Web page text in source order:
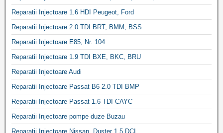
Reparatii Injectoare 1.6 HDI Peugeot, Ford
Reparatii Injectoare 2.0 TDI BRT, BMM, BSS
Reparatii Injectoare E85, Nr. 104
Reparatii Injectoare 1.9 TDI BXE, BKC, BRU
Reparatii Injectoare Audi
Reparatii Injectoare Passat B6 2.0 TDI BMP
Reparatii Injectoare Passat 1.6 TDI CAYC
Reparatii Injectoare pompe duze Buzau
Reparatii Injectoare Nissan, Duster 1.5 DCI